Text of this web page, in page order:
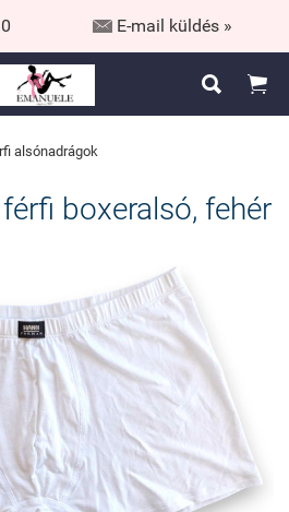
 E-mail küldés »
 
alsónadrágok
boxeralsó, fehér